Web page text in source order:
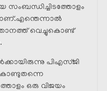
വെച്ചുകൊണ്ട്
പിഎസ്ജി
ഒരു വിജയം